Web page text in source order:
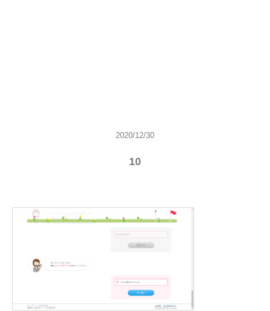
2020/12/30
10